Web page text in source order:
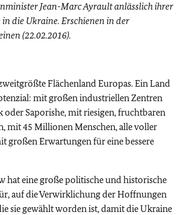
Jean-Marc Ayrault anlässlich ihrer
in die Ukraine. Erschienen in der
(22.02.2016).
Flächenland Europas. Ein Land
mit großen industriellen Zentren
Saporishe, mit riesigen, fruchtbaren
mit 45 Millionen Menschen, alle voller
großen Erwartungen für eine bessere
hat eine große politische und historische
auf die Verwirklichung der Hoffnungen
sie gewählt worden ist, damit die Ukraine